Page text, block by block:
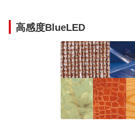
高感度BlueLED